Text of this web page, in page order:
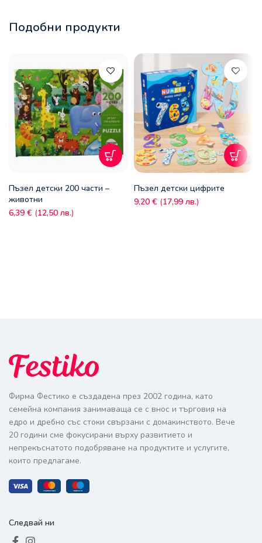
Подобни продукти
Пъзел детски 200 части –
животни
6,39 € (12,50 лв.)
Пъзел детски цифрите
9,20 € (17,99 лв.)
Фирма Фестико е създадена през 2002 година, като
семейна компания занимаваща се с внос и търговия на
едро и дребно със стоки свързани с домакинството. Вече
20 години сме фокусирани върху развитието и
непрекъснатото подобряване на продуктите и услугите,
които предлагаме.
Следвай ни